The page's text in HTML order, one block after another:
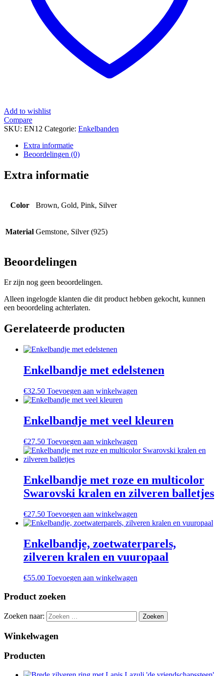
Add to wishlist
Compare
SKU: EN12 Categorie: Enkelbanden
Extra informatie
Beoordelingen (0)
Extra informatie
Color Brown, Gold, Pink, Silver
Material Gemstone, Silver (925)
Beoordelingen
Er zijn nog geen beoordelingen.
Alleen ingelogde klanten die dit product hebben gekocht, kunnen
een beoordeling achterlaten.
Gerelateerde producten
Enkelbandje met edelstenen
€32.50 Toevoegen aan winkelwagen
Enkelbandje met veel kleuren
€27.50 Toevoegen aan winkelwagen
Enkelbandje met roze en multicolor
Swarovski kralen en zilveren balletjes
€27.50 Toevoegen aan winkelwagen
Enkelbandje, zoetwaterparels,
zilveren kralen en vuuropaal
€55.00 Toevoegen aan winkelwagen
Product zoeken
Zoeken naar:
Winkelwagen
Producten